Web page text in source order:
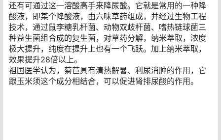
还有可通过这一溶酸高手来降尿酸。它就是常用的一种降
酸液，即某个降酸液，由六味草药组成，并经过生物工程
技术，通过鼠李糖乳杆菌、动物双歧杆菌、嗜热链球菌三
种益生菌组合成的复生菌，对草药分解，纳米萃取，浓度
极大提升，纯度在提升上也有一个飞跃。加上纳米萃取，
效果提升28倍以上。
祖国医学认为，菊苣具有清热解暑、利尿消肿的作用，它
跟玉米须这个成分相结合，可以促进肾排尿酸的作用。